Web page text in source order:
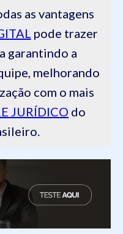
as vantagens
pode trazer
garantindo a
melhorando
com o mais
JURÍDICO do